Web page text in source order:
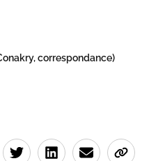
correspondance)